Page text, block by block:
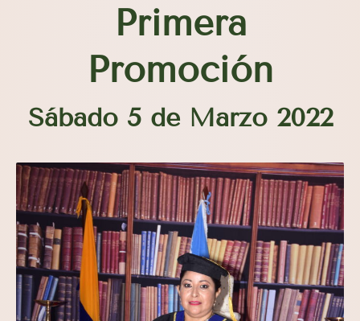
Primera
Promoción
Sábado 5 de Marzo 2022